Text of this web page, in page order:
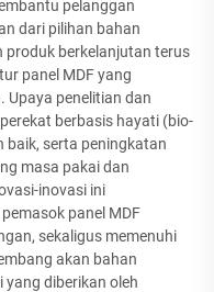
pelanggan
dari pilihan bahan
produk berkelanjutan terus
panel MDF yang
Upaya penelitian dan
berbasis hayati (bio-
baik, serta peningkatan
masa pakai dan
inovasi ini
panel MDF
sekaligus memenuhi
akan bahan
diberikan oleh